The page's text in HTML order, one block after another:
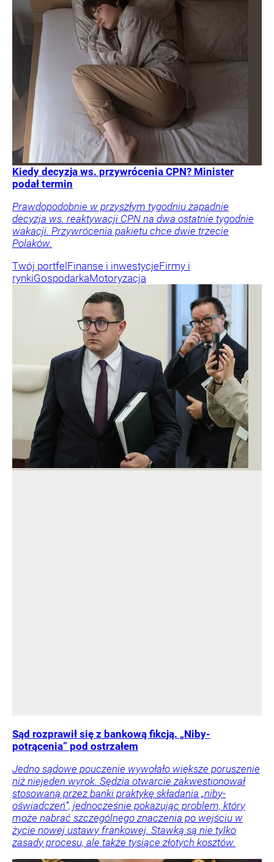
Kiedy decyzja ws. przywrócenia CPN? Minister
podał termin
Prawdopodobnie w przyszłym tygodniu zapadnie
decyzja ws. reaktywacji CPN na dwa ostatnie tygodnie
wakacji. Przywrócenia pakietu chce dwie trzecie
Polaków.
Twój portfelFinanse i inwestycjeFirmy i
rynkiGospodarkaMotoryzacja
Sąd rozprawił się z bankową fikcją. „Niby-
potrącenia” pod ostrzałem
Jedno sądowe pouczenie wywołało większe poruszenie
niż niejeden wyrok. Sędzia otwarcie zakwestionował
stosowaną przez banki praktykę składania „niby-
oświadczeń”, jednocześnie pokazując problem, który
może nabrać szczególnego znaczenia po wejściu w
życie nowej ustawy frankowej. Stawką są nie tylko
zasady procesu, ale także tysiące złotych kosztów.